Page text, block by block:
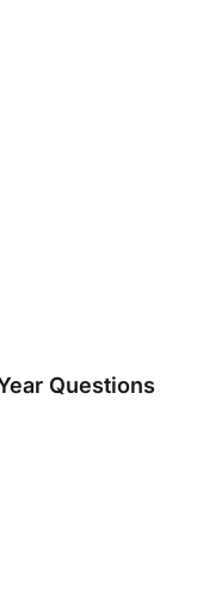
Questions